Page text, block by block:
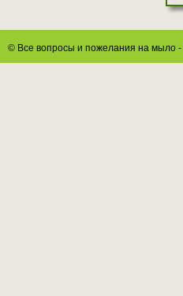
© Все вопросы и пожелания на мыло -